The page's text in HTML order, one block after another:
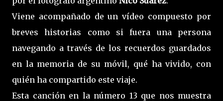
Viene acompañado de un vídeo compuesto por
breves historias como si fuera una persona
navegando a través de los recuerdos guardados
en la memoria de su móvil, qué ha vivido, con
quién ha compartido este viaje.
Esta canción en la número 13 que nos muestra